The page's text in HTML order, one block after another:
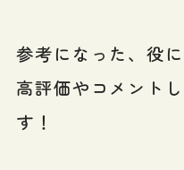
参考になった、役
高評価やコメント
す！